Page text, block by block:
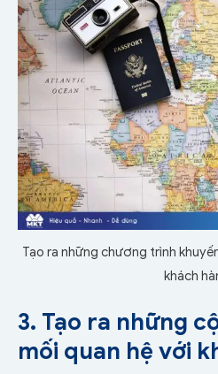
Tạo ra những chương trình
khách
3. Tạo ra những
mối quan hệ với